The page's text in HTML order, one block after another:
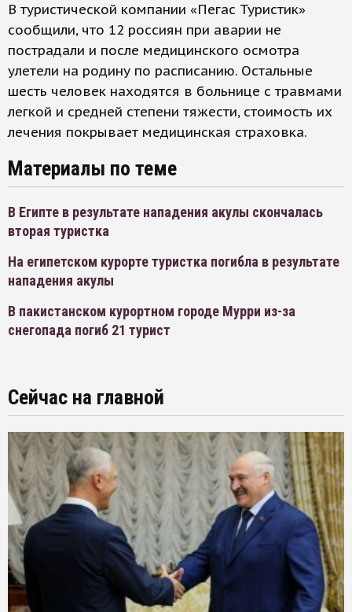
В туристической компании «Пегас Туристик»
сообщили, что 12 россиян при аварии не
пострадали и после медицинского осмотра
улетели на родину по расписанию. Остальные
шесть человек находятся в больнице с травмами
легкой и средней степени тяжести, стоимость их
лечения покрывает медицинская страховка.
Материалы по теме
В Египте в результате нападения акулы скончалась
вторая туристка
На египетском курорте туристка погибла в результате
нападения акулы
В пакистанском курортном городе Мурри из-за
снегопада погиб 21 турист
Сейчас на главной